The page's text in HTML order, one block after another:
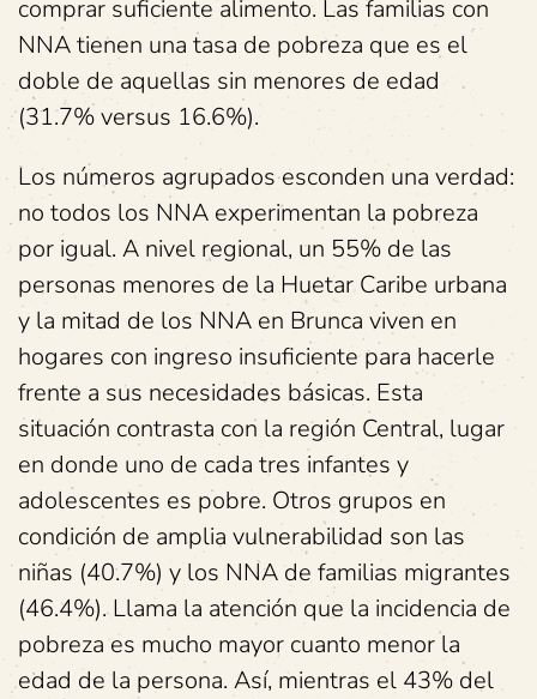
comprar suficiente alimento. Las familias con
NNA tienen una tasa de pobreza que es el
doble de aquellas sin menores de edad
(31.7% versus 16.6%).
Los números agrupados esconden una verdad:
no todos los NNA experimentan la pobreza
por igual. A nivel regional, un 55% de las
personas menores de la Huetar Caribe urbana
y la mitad de los NNA en Brunca viven en
hogares con ingreso insuficiente para hacerle
frente a sus necesidades básicas. Esta
situación contrasta con la región Central, lugar
en donde uno de cada tres infantes y
adolescentes es pobre. Otros grupos en
condición de amplia vulnerabilidad son las
niñas (40.7%) y los NNA de familias migrantes
(46.4%). Llama la atención que la incidencia de
pobreza es mucho mayor cuanto menor la
edad de la persona. Así, mientras el 43% del